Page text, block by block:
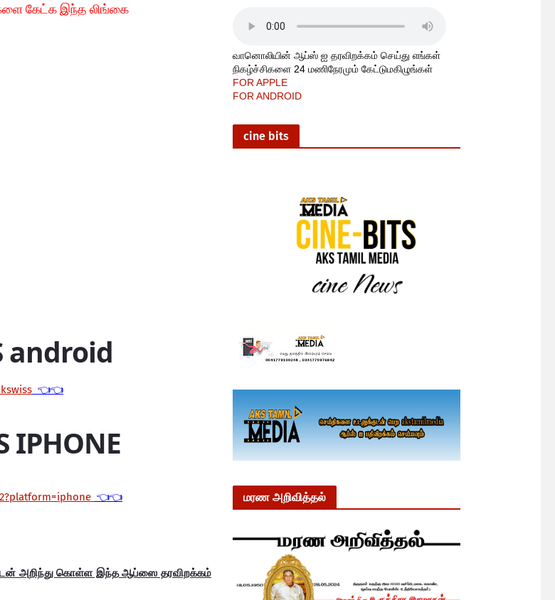
கேட்க இந்த லிங்கை
android
👈👈
IPHONE
👈👈
அறிந்து கொள்ள இந்த ஆப்ஸை தரவிறக்கம்
வானொலியின் ஆப்ஸ் ஐ தரவிறக்கம் செய்து எங்கள்
நிகழ்ச்சிகளை 24 மணிநேரமும் கேட்டுமகிழுங்கள்
FOR APPLE
FOR ANDROID
cine bits
மரண அறிவித்தல்